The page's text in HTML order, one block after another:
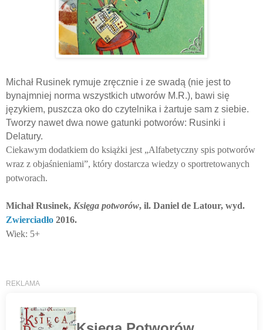
Michał Rusinek rymuje zręcznie i ze swadą (nie jest to
bynajmniej norma wszystkich utworów M.R.), bawi się
językiem, puszcza oko do czytelnika i żartuje sam z siebie.
Tworzy nawet dwa nowe gatunki potworów: Rusinki i
Delatury.
Ciekawym dodatkiem do książki jest „Alfabetyczny spis potworów
wraz z objaśnieniami”, który dostarcza wiedzy o sportretowanych
potworach.
Michał Rusinek, Księga potworów, il. Daniel de Latour, wyd.
Zwierciadło 2016.
Wiek: 5+